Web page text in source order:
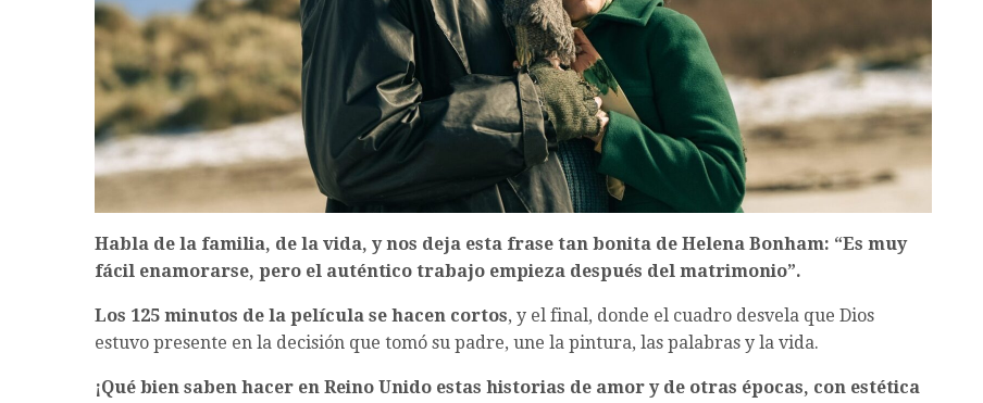
Habla de la familia, de la vida, y nos deja esta frase tan bonita de Helena Bonham: “Es muy
fácil enamorarse, pero el auténtico trabajo empieza después del matrimonio”.
Los 125 minutos de la película se hacen cortos, y el final, donde el cuadro desvela que Dios
estuvo presente en la decisión que tomó su padre, une la pintura, las palabras y la vida.
¡Qué bien saben hacer en Reino Unido estas historias de amor y de otras épocas, con estética